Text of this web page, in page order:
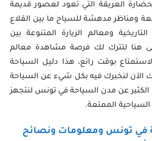
العريقة التي تعود لعصور قديمة
ومناظر مدهشة للسياح ما بين القلاع
التاريخية ومعالم الزيارة المتنوعة بين
هنا لتترك لك فرصة مشاهدة معالم
بوقت رائع، هذا دليل السياحة
الآن لنخبرك فيه بكل شيء عن السياحة
عن مدن السياحة في تونس لنتجهز
الممتعة.
في تونس ومعلومات ونصائح